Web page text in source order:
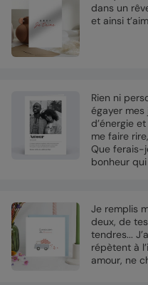
dans un
et ainsi
Rien ni
égayer
d’énergie
me faire
Que ferais-
bonheur
Je remplis
deux, de
tendres...
répètent à
amour, ne